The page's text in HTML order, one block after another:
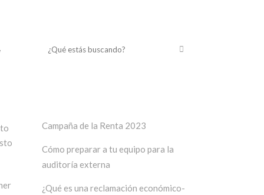
Campaña de la Renta 2023
Cómo preparar a tu equipo para la
auditoría externa
¿Qué es una reclamación económico-